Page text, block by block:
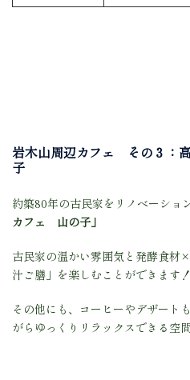
岩木山周辺カフェ その３：
子
約築80年の古民家をリノベーショ
カフェ 山の子」
古民家の温かい雰囲気と発酵食材
汁ご膳」を楽しむことができます！
その他にも、コーヒーやデザート
がらゆっくりリラックスできる空間